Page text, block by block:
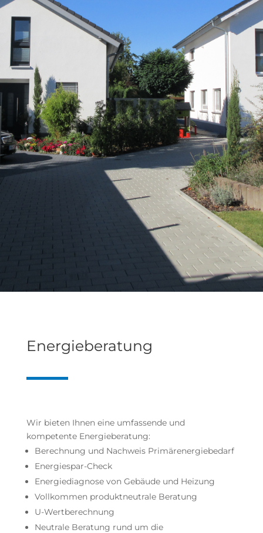
Energieberatung
Wir bieten Ihnen eine umfassende und
kompetente Energieberatung:
Berechnung und Nachweis Primärenergiebedarf
Energiespar-Check
Energiediagnose von Gebäude und Heizung
Vollkommen produktneutrale Beratung
U-Wertberechnung
Neutrale Beratung rund um die